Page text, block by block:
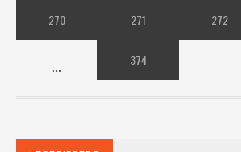
270 271 272
... 374